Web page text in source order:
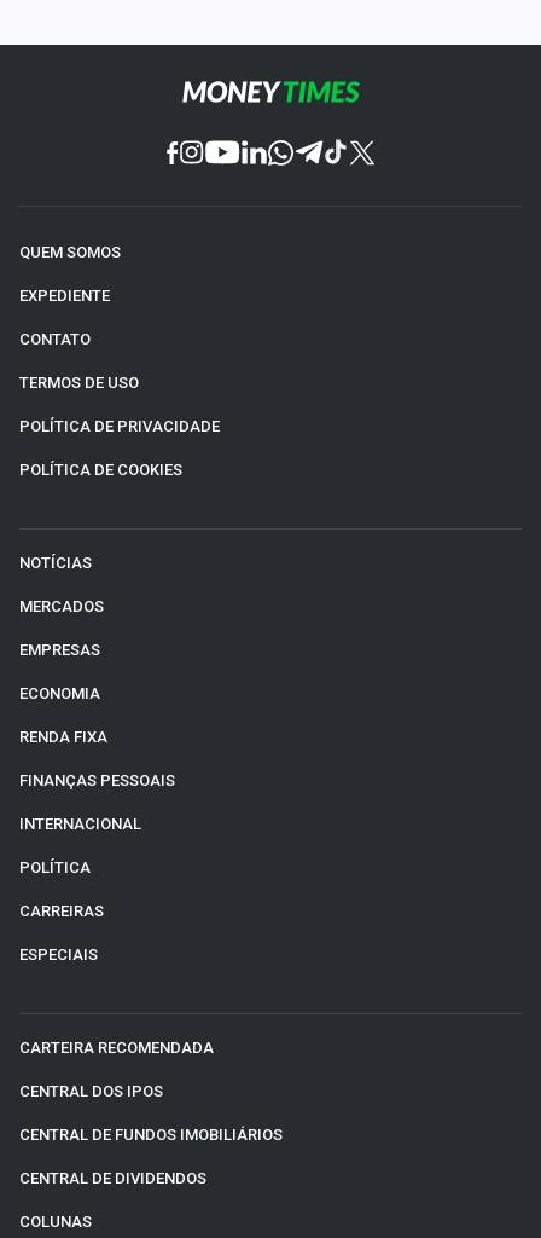
QUEM SOMOS
EXPEDIENTE
CONTATO
TERMOS DE USO
POLÍTICA DE PRIVACIDADE
POLÍTICA DE COOKIES
NOTÍCIAS
MERCADOS
EMPRESAS
ECONOMIA
RENDA FIXA
FINANÇAS PESSOAIS
INTERNACIONAL
POLÍTICA
CARREIRAS
ESPECIAIS
CARTEIRA RECOMENDADA
CENTRAL DOS IPOS
CENTRAL DE FUNDOS IMOBILIÁRIOS
CENTRAL DE DIVIDENDOS
COLUNAS